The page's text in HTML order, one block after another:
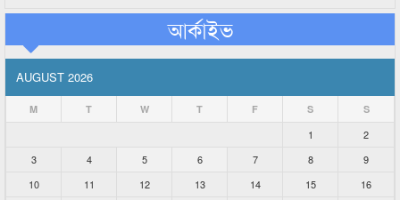
আর্কাইভ
AUGUST 2026
M T W T F S S
1
2
3
4 5 6 7 8
9
10
11 12 13 14 15 16